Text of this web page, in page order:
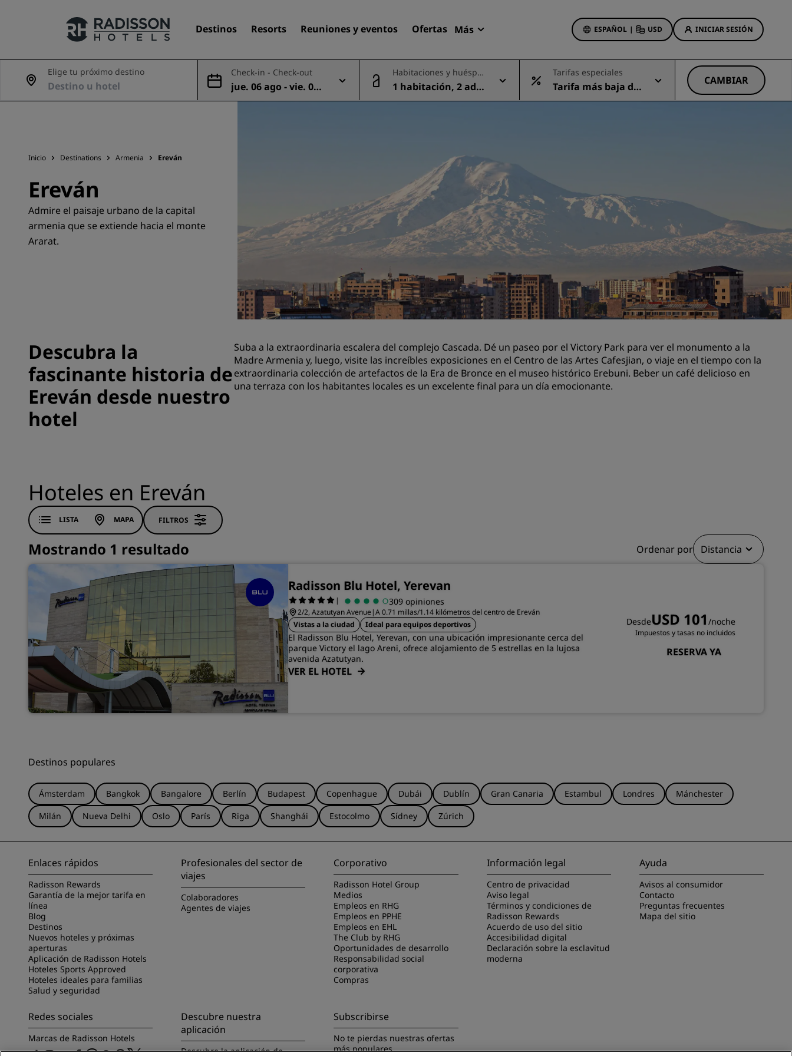
Destinos Resorts Reuniones y eventos Ofertas Más
Radisson Rewards
Mis reservas
ESPAÑOL | USD INICIAR SESIÓN
Nuestras marcas
Encuentra tu hotel
Apartahoteles
Hoteles en el aeropuerto
Hoteles nuevos y de próxima
apertura
Reuniones y eventos
Descubre Radisson Meetings
Reserva un espacio de reuniones
Solicita un presupuesto
Destinos para eventos
Buscar vuelos
Buscar vuelos
Ofertas de hotel
Ideas de viaje
Hoteles para familias
Espacios para celebración de
bodas
Estancias sostenibles
deportivos
Viajeros de negocios
Hoteles en el centro de la ciudad
Elige tu próximo destino Check-in - Check-out
jue. 06 ago - vie. 07
ago
Habitaciones y huéspe
des
1 habitación, 2 adul
tos
Tarifas especiales
Tarifa más baja dis
ponible
CAMBIAR
Inicio Destinations Armenia Ereván
Ereván
Admire el paisaje urbano de la capital
armenia que se extiende hacia el monte
Ararat.
Descubra la
fascinante historia de
Ereván desde nuestro
hotel
Suba a la extraordinaria escalera del complejo Cascada. Dé un paseo por el Victory Park para ver el monumento a la
Madre Armenia y, luego, visite las increíbles exposiciones en el Centro de las Artes Cafesjian, o viaje en el tiempo con la
extraordinaria colección de artefactos de la Era de Bronce en el museo histórico Erebuni. Beber un café delicioso en
una terraza con los habitantes locales es un excelente final para un día emocionante.
Hoteles en Ereván
LISTA MAPA FILTROS
Mostrando 1 resultado Ordenar por Distancia
Radisson Blu Hotel, Yerevan
| 309 opiniones
2/2, Azatutyan Avenue |A 0.71 millas/1.14 kilómetros del centro de Ereván
Vistas a la ciudad
Ideal para equipos deportivos
El Radisson Blu Hotel, Yerevan, con una ubicación impresionante cerca del
parque Victory el lago Areni, ofrece alojamiento de 5 estrellas en la lujosa
avenida Azatutyan.
VER EL HOTEL
DesdeUSD 101 /noche
Impuestos y tasas no incluidos
RESERVA YA
Destinos populares
Ámsterdam Bangkok Bangalore Berlín Budapest Copenhague Dubái Dublín Gran Canaria Estambul Londres
Mánchester
Milán
Nueva Delhi Oslo París Riga Shanghái Estocolmo Sídney Zúrich
Enlaces rápidos
Radisson Rewards
Garantía de la mejor tarifa en
línea
Blog
Destinos
Nuevos hoteles y próximas
aperturas
Aplicación de Radisson Hotels
Hoteles Sports Approved
Hoteles ideales para familias
Salud y seguridad
Profesionales del sector de
viajes
Colaboradores
Agentes de viajes
Corporativo
Radisson Hotel Group
Medios
Empleos en RHG
Empleos en PPHE
Empleos en EHL
The Club by RHG
Oportunidades de desarrollo
Responsabilidad social
corporativa
Compras
Información legal
Centro de privacidad
Aviso legal
Términos y condiciones de
Radisson Rewards
Acuerdo de uso del sitio
Accesibilidad digital
Declaración sobre la esclavitud
moderna
Ayuda
Avisos al consumidor
Contacto
Preguntas frecuentes
Mapa del sitio
Redes sociales
Marcas de Radisson Hotels
Descubre nuestra
aplicación
Descubre la aplicación de
Subscribirse
No te pierdas nuestras ofertas
más populares